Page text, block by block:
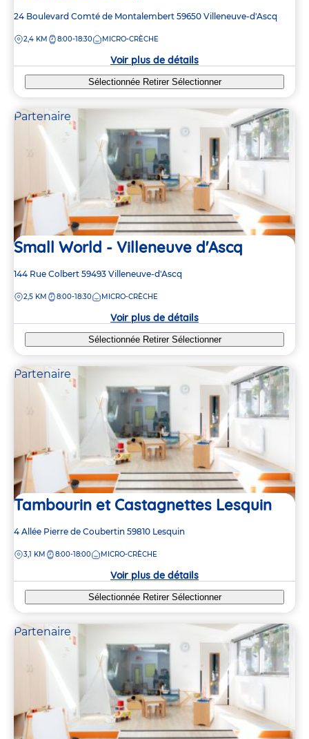
Adresse
la
24 Boulevard Comté de Montalembert 59650 Villeneuve-d'Ascq
DISTANCE
2,4 KM 8:00-18:30 MICRO-CRÈCHE
Voir plus de détails
Sélectionnée Retirer Sélectionner
Partenaire
Small World - Villeneuve d'Ascq
Adresse
la
144 Rue Colbert 59493 Villeneuve-d'Ascq
DISTANCE
2,5 KM 8:00-18:30 MICRO-CRÈCHE
Voir plus de détails
Sélectionnée Retirer Sélectionner
Partenaire
Tambourin et Castagnettes Lesquin
Adresse
la
4 Allée Pierre de Coubertin 59810 Lesquin
DISTANCE
3,1 KM 8:00-18:00 MICRO-CRÈCHE
Voir plus de détails
Sélectionnée Retirer Sélectionner
Partenaire